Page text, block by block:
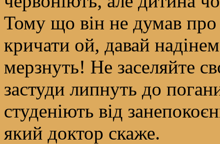
Тому що він не думав про
кричати ой, давай
мерзнуть! Не заселяйте
застуди липнуть до
студеніють від
який доктор скаже.